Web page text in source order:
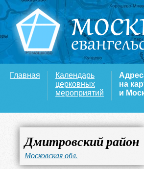
Главная
Календарь
церковных
мероприятий
на
и
Дмитровский район
Московская обл.